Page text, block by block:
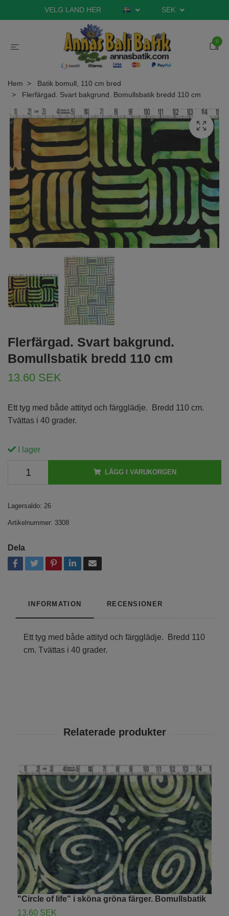
VELG LAND HER SEK
0
Hem
Batik bomull, 110 cm bred
Flerfärgad. Svart bakgrund. Bomullsbatik bredd 110 cm
Flerfärgad. Svart bakgrund.
Bomullsbatik bredd 110 cm
13.60 SEK
Ett tyg med både attityd och färgglädje. Bredd 110 cm.
Tvättas i 40 grader.
I lager
LÄGG I VARUKORGEN
Lagersaldo: 26
Artikelnummer: 3308
Dela
INFORMATION RECENSIONER
Ett tyg med både attityd och färgglädje. Bredd 110
cm. Tvättas i 40 grader.
"Circle of life" i sköna gröna färger. Bomullsbatik
13.60 SEK